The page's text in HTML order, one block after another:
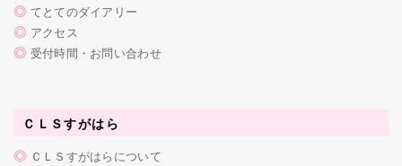
◎ てとてのダイアリー
◎ アクセス
◎ 受付時間・お問い合わせ
ＣＬＳすがはら
◎ ＣＬＳすがはらについて